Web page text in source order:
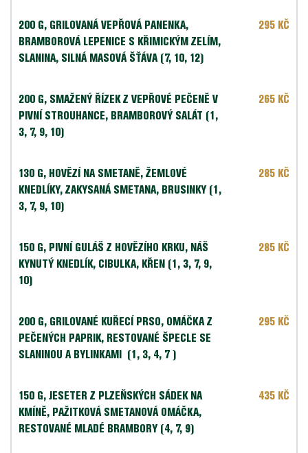
200 G, GRILOVANÁ VEPŘOVÁ PANENKA,
BRAMBOROVÁ LEPENICE S KŘIMICKÝM ZELÍM,
SLANINA, SILNÁ MASOVÁ ŠŤÁVA (7, 10, 12)
295 KČ
200 G, SMAŽENÝ ŘÍZEK Z VEPŘOVÉ PEČENĚ V
PIVNÍ STROUHANCE, BRAMBOROVÝ SALÁT (1,
3, 7, 9, 10)
265 KČ
130 G, HOVĚZÍ NA SMETANĚ, ŽEMLOVÉ
KNEDLÍKY, ZAKYSANÁ SMETANA, BRUSINKY (1,
3, 7, 9, 10)
285 KČ
150 G, PIVNÍ GULÁŠ Z HOVĚZÍHO KRKU, NÁŠ
KYNUTÝ KNEDLÍK, CIBULKA, KŘEN (1, 3, 7, 9,
10)
285 KČ
200 G, GRILOVANÉ KUŘECÍ PRSO, OMÁČKA Z
PEČENÝCH PAPRIK, RESTOVANÉ ŠPECLE SE
SLANINOU A BYLINKAMI (1, 3, 4, 7 )
295 KČ
150 G, JESETER Z PLZEŇSKÝCH SÁDEK NA
KMÍNĚ, PAŽITKOVÁ SMETANOVÁ OMÁČKA,
RESTOVANÉ MLADÉ BRAMBORY (4, 7, 9)
435 KČ